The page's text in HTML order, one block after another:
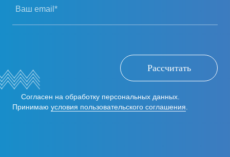
Ваш email*
Рассчитать
Согласен на обработку персональных данных.
Принимаю условия пользовательского соглашения